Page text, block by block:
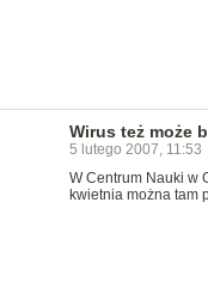
Wirus też może
5 lutego 2007, 11:53
W Centrum Nauki w
kwietnia można tam